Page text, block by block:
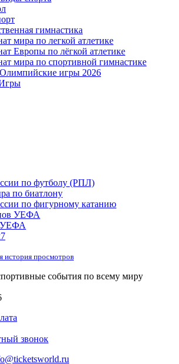
гимнастика
мира по легкой атлетике
Европы по лёгкой атлетике
мира по спортивной гимнастике
игры 2026
по футболу (РПЛ)
по биатлону
по фигурному катанию
УЕФА
УЕФА
история просмотров
события по всему миру
звонок